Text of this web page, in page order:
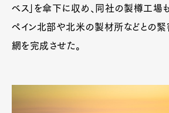
Pen international
ベス」を傘下に収め、同社の製樽工場も
ペイン北部や北米の製材所などとの緊
網を完成させた。